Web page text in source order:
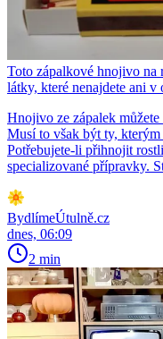
Toto zápalkové hnojivo
látky, které nenajdete ani v
Hnojivo ze zápalek
Musí to však být ty,
Potřebujete-li přihnojit
specializované přípravky.
BydlímeÚtulně.cz
dnes, 06:09
2 min